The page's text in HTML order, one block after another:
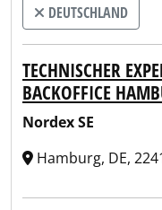
DEUTSCHLAND
TECHNISCHER
BACKOFFICE
Nordex SE
Hamburg, DE,